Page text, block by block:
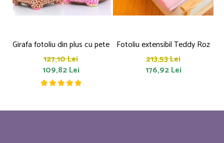
Girafa fotoliu din plus cu pete
127,10 Lei
109,82 Lei
Fotoliu extensibil Teddy Roz
213,53 Lei
176,92 Lei